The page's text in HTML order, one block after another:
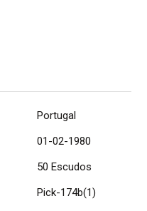
Portugal
01-02-1980
50 Escudos
Pick-174b(1)